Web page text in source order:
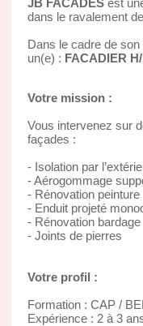
dans le ravalement
Dans le cadre de
un(e) : FACADIER
Votre mission :
Vous intervenez sur
façades :
- Isolation par
- Aérogommage
- Rénovation peinture
- Enduit projeté
- Rénovation bardage
- Joints de pierres
Votre profil :
Formation : CAP /
Expérience : 2 à 3